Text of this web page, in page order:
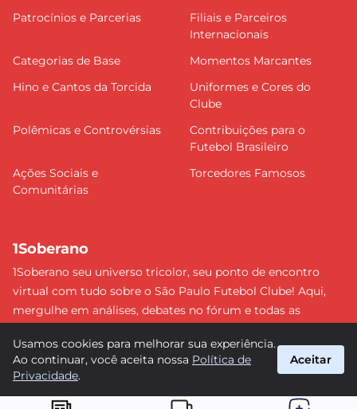
Patrocínios e Parcerias
Filiais e Parceiros
Internacionais
Categorias de Base
Momentos Marcantes
Hino e Cantos da Torcida
Uniformes e Cores do
Clube
Polêmicas e Controvérsias
Contribuições para o
Futebol Brasileiro
Ações Sociais e
Comunitárias
Torcedores Famosos
1Soberano
1Soberano seu universo tricolor, seu ponto de encontro
virtual com tudo sobre o São Paulo Futebol Clube! Aqui,
mergulhe em análises, debates no fórum e todas as
detalhe e faça parte dessa comunidade apaixonada pelo
tricolor paulista. #SPFC #SãoPaulo #1Soberano
Usamos cookies para melhorar sua experiência.
Ao continuar, você aceita nossa Política de
Privacidade.
Aceitar